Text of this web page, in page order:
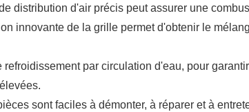
distribution d'air précis peut assurer une
innovante de la grille permet d'obtenir le
refroidissement par circulation d'eau, pour
sont faciles à démonter, à réparer et à